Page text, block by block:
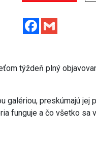
Facebook
týždeň plný
galériou, preskúmajú jej
funguje a čo všetko sa